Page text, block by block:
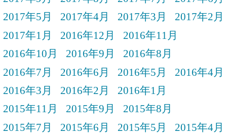
2017年5月
2017年4月 2017年3月
2017年2月
2017年1月
2016年12月
2016年11月
2016年10月
2016年9月
2016年8月
2016年7月
2016年6月 2016年5月
2016年4月
2016年3月
2016年2月
2016年1月
2015年11月
2015年9月
2015年8月
2015年7月
2015年6月 2015年5月
2015年4月